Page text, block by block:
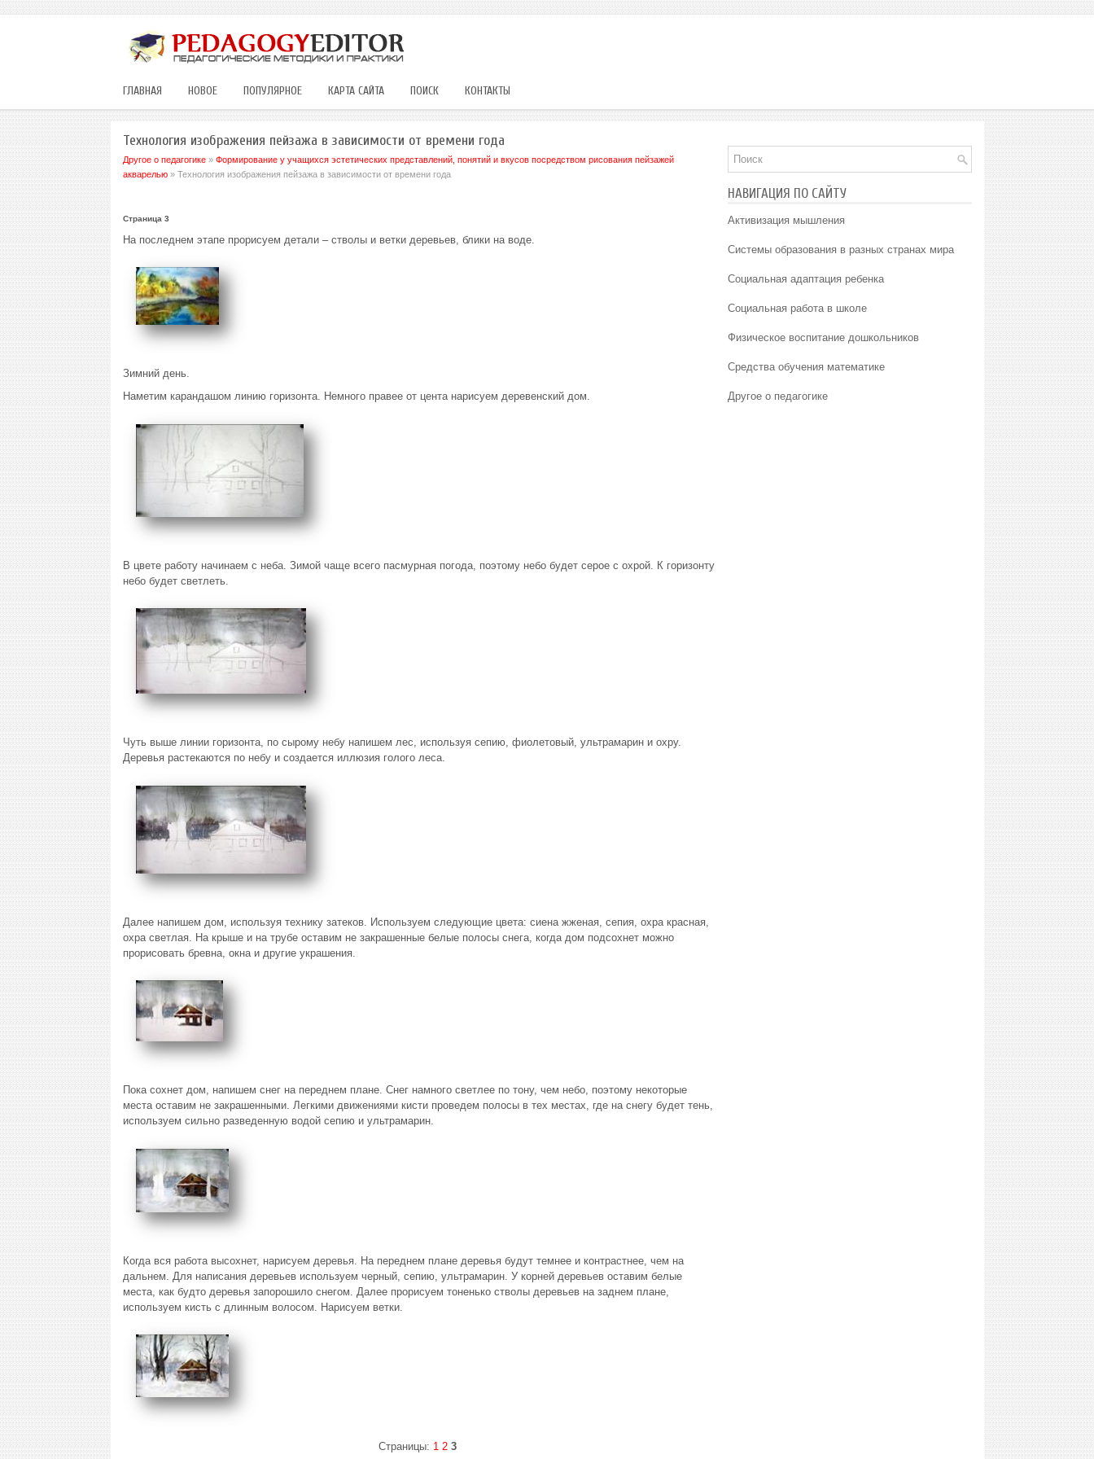
ГЛАВНАЯ НОВОЕ ПОПУЛЯРНОЕ КАРТА САЙТА ПОИСК КОНТАКТЫ
Технология изображения пейзажа в зависимости от времени года
Другое о педагогике» Формирование у учащихся эстетических представлений, понятий и вкусов посредством рисования пейзажей
акварелью» Технология изображения пейзажа в зависимости от времени года
Страница 3
На последнем этапе прорисуем детали – стволы и ветки деревьев, блики на воде.
Зимний день.
Наметим карандашом линию горизонта. Немного правее от цента нарисуем деревенский дом.
В цвете работу начинаем с неба. Зимой чаще всего пасмурная погода, поэтому небо будет серое с охрой. К горизонту
небо будет светлеть.
Чуть выше линии горизонта, по сырому небу напишем лес, используя сепию, фиолетовый, ультрамарин и охру.
Деревья растекаются по небу и создается иллюзия голого леса.
Далее напишем дом, используя технику затеков. Используем следующие цвета: сиена жженая, сепия, охра красная,
охра светлая. На крыше и на трубе оставим не закрашенные белые полосы снега, когда дом подсохнет можно
прорисовать бревна, окна и другие украшения.
Пока сохнет дом, напишем снег на переднем плане. Снег намного светлее по тону, чем небо, поэтому некоторые
места оставим не закрашенными. Легкими движениями кисти проведем полосы в тех местах, где на снегу будет тень,
используем сильно разведенную водой сепию и ультрамарин.
Когда вся работа высохнет, нарисуем деревья. На переднем плане деревья будут темнее и контрастнее, чем на
дальнем. Для написания деревьев используем черный, сепию, ультрамарин. У корней деревьев оставим белые
места, как будто деревья запорошило снегом. Далее прорисуем тоненько стволы деревьев на заднем плане,
используем кисть с длинным волосом. Нарисуем ветки.
Страницы: 1 2 3
НАВИГАЦИЯ ПО САЙТУ
Активизация мышления
Системы образования в разных странах мира
Социальная адаптация ребенка
Социальная работа в школе
Физическое воспитание дошкольников
Средства обучения математике
Другое о педагогике